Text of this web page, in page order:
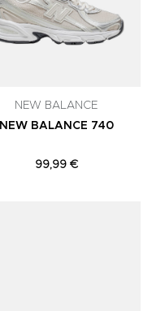
NEW BALANCE
NEW BALANCE 740
99,99 €